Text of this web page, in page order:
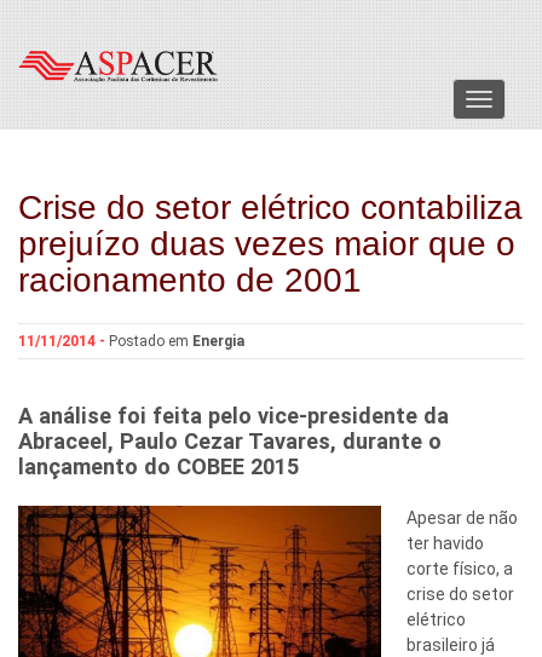
Menu
Crise do setor elétrico contabiliza
prejuízo duas vezes maior que o
racionamento de 2001
11/11/2014 - Postado em Energia
A análise foi feita pelo vice-presidente da
Abraceel, Paulo Cezar Tavares, durante o
lançamento do COBEE 2015
Apesar de não
ter havido
corte físico, a
crise do setor
elétrico
brasileiro já